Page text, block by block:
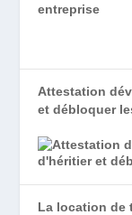
entreprise
Attestation
et débloquer
La location de